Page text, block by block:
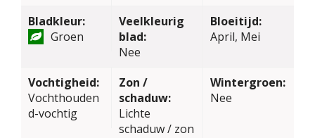
Bladkleur:
Groen
Veelkleurig
blad:
Nee
Bloeitijd:
April, Mei
Vochtigheid:
Vochthouden
d-vochtig
Zon /
schaduw:
Lichte
schaduw / zon
Wintergroen:
Nee